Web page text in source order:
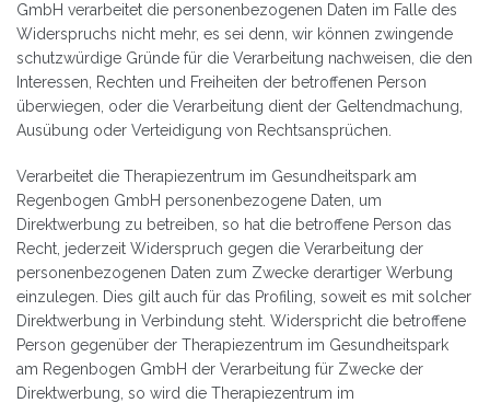
GmbH verarbeitet die personenbezogenen Daten im Falle des
Widerspruchs nicht mehr, es sei denn, wir können zwingende
schutzwürdige Gründe für die Verarbeitung nachweisen, die den
Interessen, Rechten und Freiheiten der betroffenen Person
überwiegen, oder die Verarbeitung dient der Geltendmachung,
Ausübung oder Verteidigung von Rechtsansprüchen.
Verarbeitet die Therapiezentrum im Gesundheitspark am
Regenbogen GmbH personenbezogene Daten, um
Direktwerbung zu betreiben, so hat die betroffene Person das
Recht, jederzeit Widerspruch gegen die Verarbeitung der
personenbezogenen Daten zum Zwecke derartiger Werbung
einzulegen. Dies gilt auch für das Profiling, soweit es mit solcher
Direktwerbung in Verbindung steht. Widerspricht die betroffene
Person gegenüber der Therapiezentrum im Gesundheitspark
am Regenbogen GmbH der Verarbeitung für Zwecke der
Direktwerbung, so wird die Therapiezentrum im